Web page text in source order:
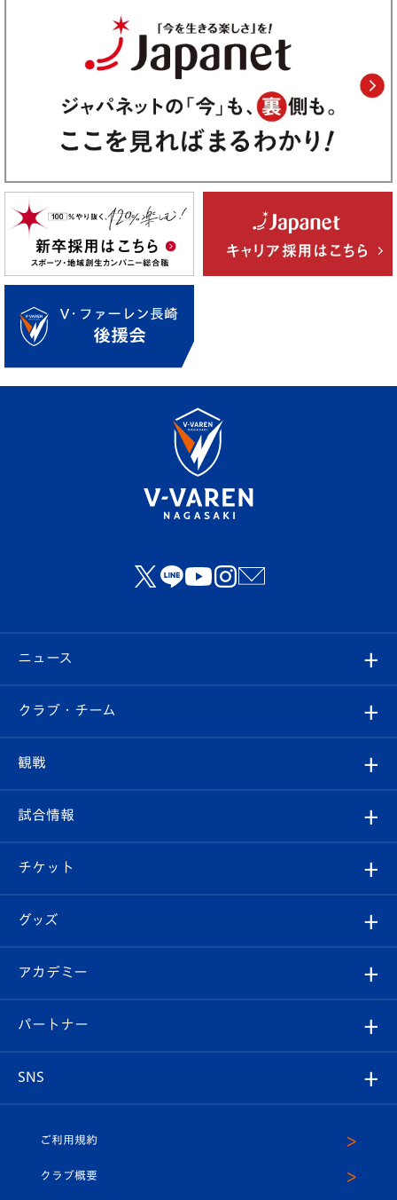
ニュース
すべて
クラブ
試合情報
チケット
イベント
メディア
ホームタウン
クラブ・チーム
クラブ概要
エンブレム紹介
スタッフプロフィール
マスコット紹介
観戦
観戦ルール
はじめての観戦ガイド
Revive Team
ヴィヴィくんの長崎おもてなしガイド
試合情報
試合日程/結果
フォトギャラリー
スタジアムグルメ
チケット
チケット
V-LOVERS（ファンクラブ）
プレイヤーズスイート
グッズ
オンラインショップ
店舗情報
アカデミー
育成からのお知らせ
U-18
パートナー
SNS
ヴィヴィくんインスタグラム
ご利用規約
クラブ概要